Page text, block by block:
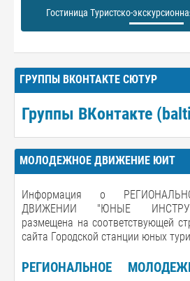
Гостиница Туристско-
ГРУППЫ ВКОНТАКТЕ СЮТУР
Группы ВКонтакте
МОЛОДЕЖНОЕ ДВИЖЕНИЕ ЮИТ
Информация о
ДВИЖЕНИИ "ЮНЫЕ
размещена на соответствующей
сайта Городской станции юных
РЕГИОНАЛЬНОЕ